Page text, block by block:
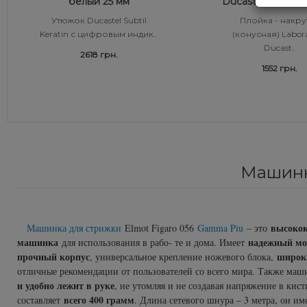
Утюжок Ducastel Subtil
Keratin с цифровым индик..
2618 грн.
Плойка -
(конусная)
Ducast..
1552 грн.
Машинка для стрижки Elmot Figaro 056 Gamma Piu – это
машинка для использования в рабо- те и дома. Имеет надежный
прочный корпус, универсальное крепление ножевого блока,
отличные рекомендации от пользователей со всего мира. Также
и удобно лежит в руке, не утомляя и не создавая напряжение в
составляет всего 400 грамм. Длина сетевого шнура – 3 метра, он
Средства от перхоти
Сыворотка, флюид для волос
Subtil Color Lab Instant Detox - Серия детокс для кожи
Subtil Color Lab Volume Intense – Серия для объема
Subtil Design - Серия стайлинг и нежный уход
Subtil Design Lab - Серия для максимального
сохранения цвета волос
Revlon Professional
Schwarzkopf Professional
Technique
Termix
Tico Professional